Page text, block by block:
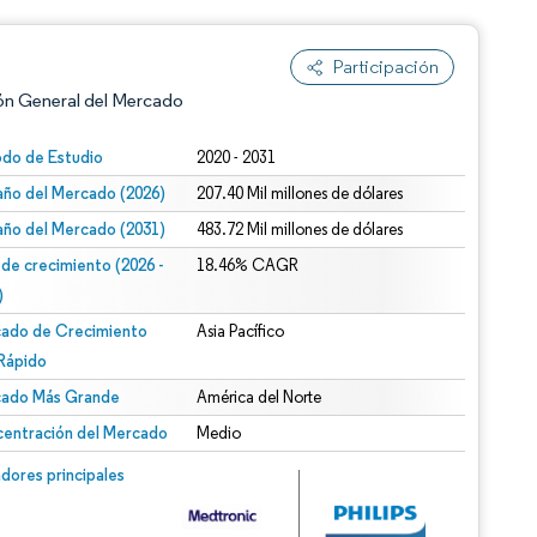
Participación
General del Mercado
de Estudio 2020 - 2031
del Mercado (2026) 207.40 Mil millones de dólares
del Mercado (2031) 483.72 Mil millones de dólares
de crecimiento (2026 -
18.46% CAGR
de Crecimiento
Asia Pacífico
Más Grande América del Norte
del Mercado Medio
principales
© Mordor Intelligence. El uso requiere atribución según CC BY 4.0.
CC BY 4.0.